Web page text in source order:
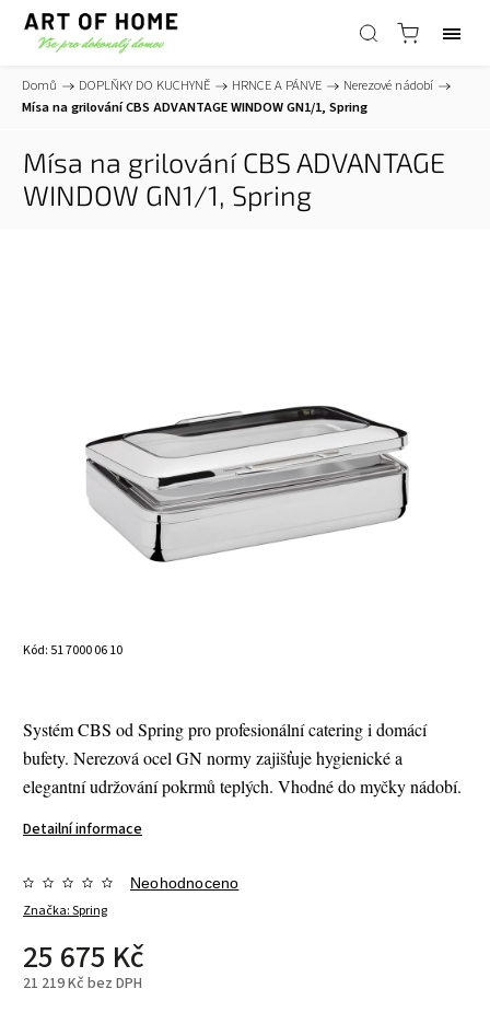
Domů / DOPLŇKY DO KUCHYNĚ / HRNCE A PÁNVE / Nerezové nádobí /
Mísa na grilování CBS ADVANTAGE WINDOW GN1/1, Spring
Mísa na grilování CBS ADVANTAGE
WINDOW GN1/1, Spring
Kód: 51 7000 06 10
Systém CBS od Spring pro profesionální catering i domácí
bufety. Nerezová ocel GN normy zajišťuje hygienické a
elegantní udržování pokrmů teplých. Vhodné do myčky nádobí.
Detailní informace
Značka:Spring
Neohodnoceno
25 675 Kč
21 219 Kč bez DPH